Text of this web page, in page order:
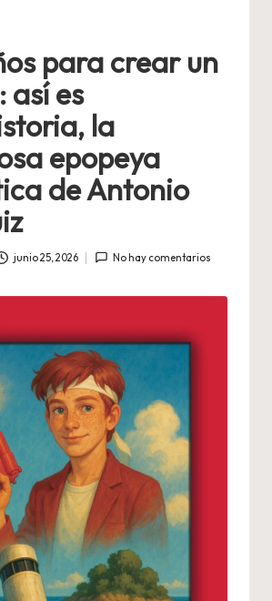
para crear un
así es
la
epopeya
de Antonio
junio 25, 2026 No hay comentarios